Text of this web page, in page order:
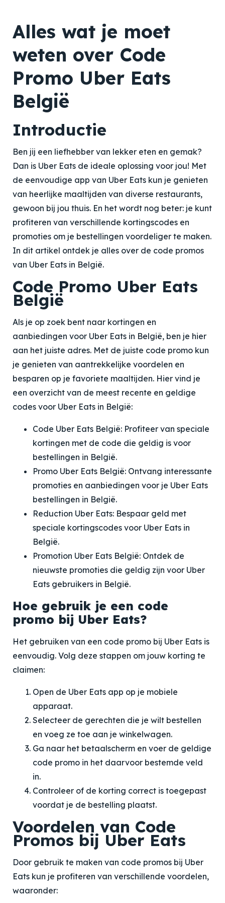
Alles wat je moet
weten over Code
Promo Uber Eats
België
Introductie
Ben jij een liefhebber van lekker eten en gemak?
Dan is Uber Eats de ideale oplossing voor jou! Met
de eenvoudige app van Uber Eats kun je genieten
van heerlijke maaltijden van diverse restaurants,
gewoon bij jou thuis. En het wordt nog beter: je kunt
profiteren van verschillende kortingscodes en
promoties om je bestellingen voordeliger te maken.
In dit artikel ontdek je alles over de code promos
van Uber Eats in België.
Code Promo Uber Eats
België
Als je op zoek bent naar kortingen en
aanbiedingen voor Uber Eats in België, ben je hier
aan het juiste adres. Met de juiste code promo kun
je genieten van aantrekkelijke voordelen en
besparen op je favoriete maaltijden. Hier vind je
een overzicht van de meest recente en geldige
codes voor Uber Eats in België:
Code Uber Eats België: Profiteer van speciale
kortingen met de code die geldig is voor
bestellingen in België.
Promo Uber Eats België: Ontvang interessante
promoties en aanbiedingen voor je Uber Eats
bestellingen in België.
Reduction Uber Eats: Bespaar geld met
speciale kortingscodes voor Uber Eats in
België.
Promotion Uber Eats België: Ontdek de
nieuwste promoties die geldig zijn voor Uber
Eats gebruikers in België.
Hoe gebruik je een code
promo bij Uber Eats?
Het gebruiken van een code promo bij Uber Eats is
eenvoudig. Volg deze stappen om jouw korting te
claimen:
Open de Uber Eats app op je mobiele
apparaat.
Selecteer de gerechten die je wilt bestellen
en voeg ze toe aan je winkelwagen.
Ga naar het betaalscherm en voer de geldige
code promo in het daarvoor bestemde veld
in.
Controleer of de korting correct is toegepast
voordat je de bestelling plaatst.
Voordelen van Code
Promos bij Uber Eats
Door gebruik te maken van code promos bij Uber
Eats kun je profiteren van verschillende voordelen,
waaronder: